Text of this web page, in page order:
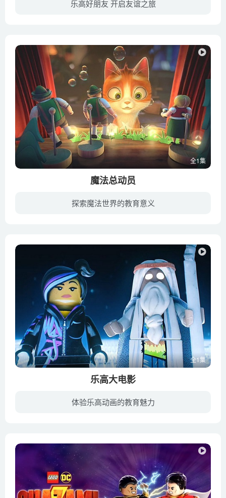
乐高好朋友 开启友谊之旅
全1集
魔法总动员
探索魔法世界的教育意义
全1集
乐高大电影
体验乐高动画的教育魅力